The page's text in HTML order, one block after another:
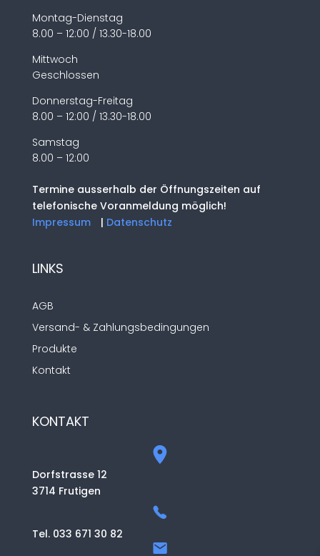
Montag-Dienstag
8.00 – 12:00 / 13.30-18.00
Mittwoch
Geschlossen
Donnerstag-Freitag
8.00 – 12:00 / 13.30-18.00
Samstag
8.00 – 12:00
Termine ausserhalb der Öffnungszeiten auf
telefonische Voranmeldung möglich!
Impressum
| Datenschutz
LINKS
AGB
Versand- & Zahlungsbedingungen
Produkte
Kontakt
KONTAKT
Dorfstrasse 12
3714 Frutigen
Tel. 033 671 30 82